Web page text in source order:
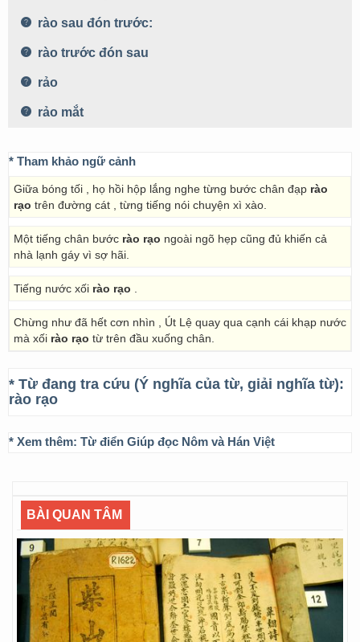
rào sau đón trước:
rào trước đón sau
rảo
rảo mắt
* Tham khảo ngữ cảnh
Giữa bóng tối , họ hồi hộp lắng nghe từng bước chân đạp rào
rạo trên đường cát , từng tiếng nói chuyện xì xào.
Một tiếng chân bước rào rạo ngoài ngõ hẹp cũng đủ khiến cả
nhà lạnh gáy vì sợ hãi.
Tiếng nước xối rào rạo
Chừng như đã hết cơn nhìn , Út Lệ quay qua cạnh cái khạp nước
mà xối rào rạo từ trên đầu xuống chân.
* Từ đang tra cứu (Ý nghĩa của từ, giải nghĩa từ):
rào rạo
* Xem thêm: Từ điển Giúp đọc Nôm và Hán Việt
BÀI QUAN TÂM